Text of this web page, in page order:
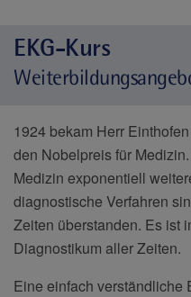
EKG-Kurs
1924 bekam Herr
den Nobelpreis für
Medizin exponentiell
diagnostische Verfahren
Zeiten überstanden. Es ist
Diagnostikum aller Zeiten.
Eine einfach verständliche